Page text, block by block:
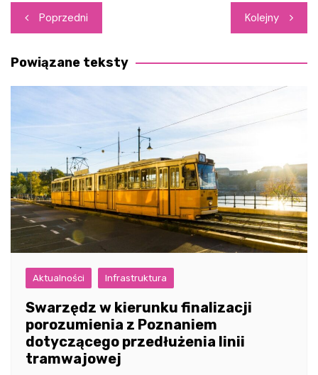
Nawigacja
wpisu
Poprzedni Kolejny
Powiązane teksty
Aktualności Infrastruktura
Swarzędz w kierunku finalizacji
porozumienia z Poznaniem
dotyczącego przedłużenia linii
tramwajowej